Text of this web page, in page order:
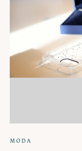
MODA